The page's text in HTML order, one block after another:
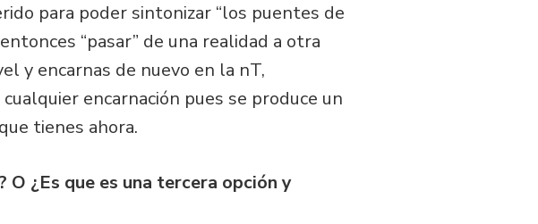
para poder sintonizar “los puentes de
“pasar” de una realidad a otra
y encarnas de nuevo en la nT,
encarnación pues se produce un
tienes ahora.
¿Es que es una tercera opción y